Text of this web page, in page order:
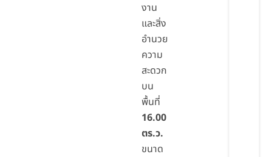
งาน
และสิ่ง
อำนวย
ความ
สะดวก
บน
พื้นที่
16.00
ตร.ว.
ขนาด